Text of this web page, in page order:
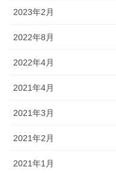
2023年2月
2022年8月
2022年4月
2021年4月
2021年3月
2021年2月
2021年1月